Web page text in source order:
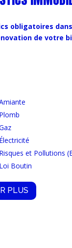
obligatoires
de votre
et Pollutions
Boutin
PLUS